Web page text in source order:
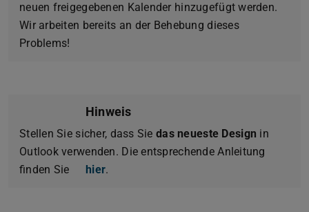
neuen freigegebenen Kalender hinzugefügt werden.
Wir arbeiten bereits an der Behebung dieses
Problems!
Hinweis
Stellen Sie sicher, dass Siedas neueste Design in
Outlook verwenden. Die entsprechende Anleitung
finden Sie
hier.